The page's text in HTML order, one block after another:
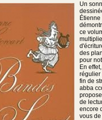
Un
ce
des
pour
En
régulier
fin de
abba
de
encore
vous